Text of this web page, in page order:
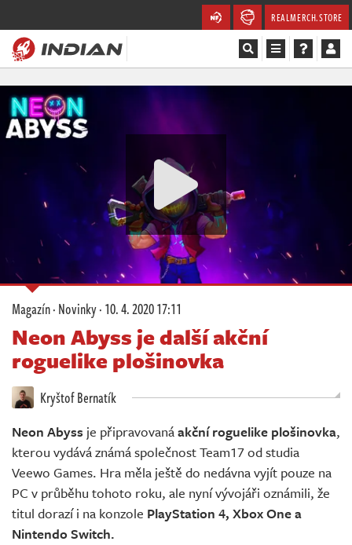
REALMERCH.STORE
Magazín
Recenze
Videa
Soutěže
Databáze
Komunita
Redakce
Živě
Magazín·Novinky·10. 4. 2020 17:11
Neon Abyss je další akční
roguelike plošinovka
Kryštof Bernatík
Neon Abyss je připravovanáakční roguelike plošinovka,
kterou vydává známá společnost Team17 od studia
Veewo Games. Hra měla ještě do nedávna vyjít pouze na
PC v průběhu tohoto roku, ale nyní vývojáři oznámili, že
titul dorazí i na konzole PlayStation 4, Xbox One a
Nintendo Switch.